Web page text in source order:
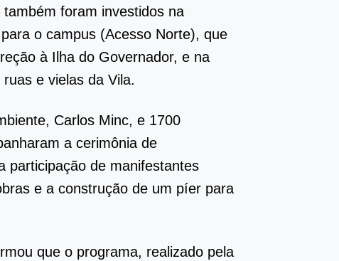
foram investidos na
o campus (Acesso Norte), que
à Ilha do Governador, e na
e vielas da Vila.
Carlos Minc, e 1700
a cerimônia de
participação de manifestantes
e a construção de um píer para
que o programa, realizado pela